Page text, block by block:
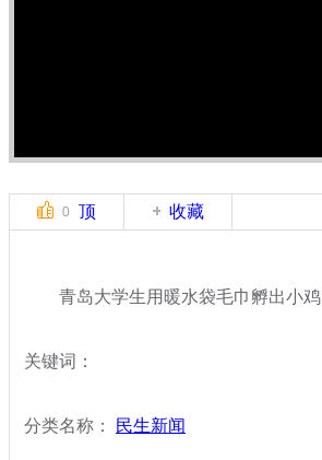
0 顶 收藏
青岛大学生用暖水袋毛巾孵出小鸡
关键词：
分类名称： 民生新闻